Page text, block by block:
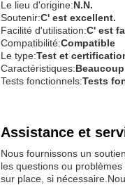
Le lieu d'origine:N.N.
Soutenir:C' est excellent.
Facilité d'utilisation:C' est
Compatibilité:Compatible
Le type:Test et
Caractéristiques:Beaucoup
Tests fonctionnels:Tests
Assistance et
Nous fournissons un
les questions ou
sur place, si